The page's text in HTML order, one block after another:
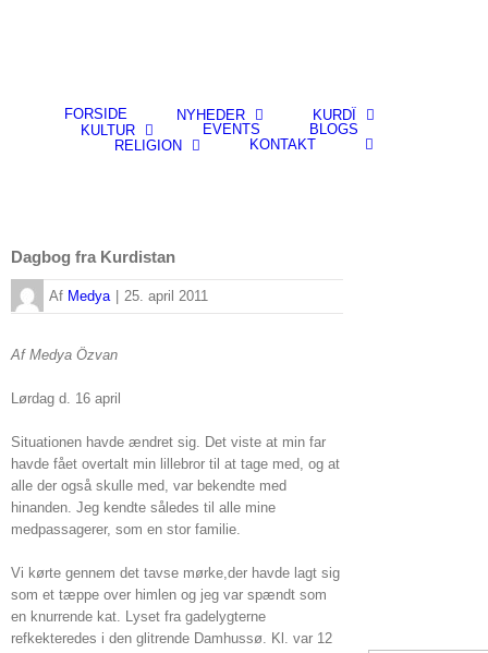
FORSIDE NYHEDER
KURDÎ
KULTUR
EVENTS
BLOGS
RELIGION
KONTAKT
Dagbog fra Kurdistan
By Medya 25. april 2011
Af Medya Özvan
Lørdag d. 16 april
Situationen havde ændret sig. Det viste at min far
havde fået overtalt min lillebror til at tage med, og at
alle der også skulle med, var bekendte med
hinanden. Jeg kendte således til alle mine
medpassagerer, som en stor familie.
Vi kørte gennem det tavse mørke,der havde lagt sig
som et tæppe over himlen og jeg var spændt som
en knurrende kat. Lyset fra gadelygterne
refkekteredes i den glitrende Damhussø. Kl. var 12